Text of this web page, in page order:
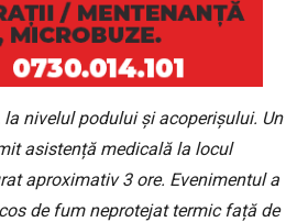
nivelul podului și acoperișului. Un
asistență medicală la locul
aproximativ 3 ore. Evenimentul a
de fum neprotejat termic față de